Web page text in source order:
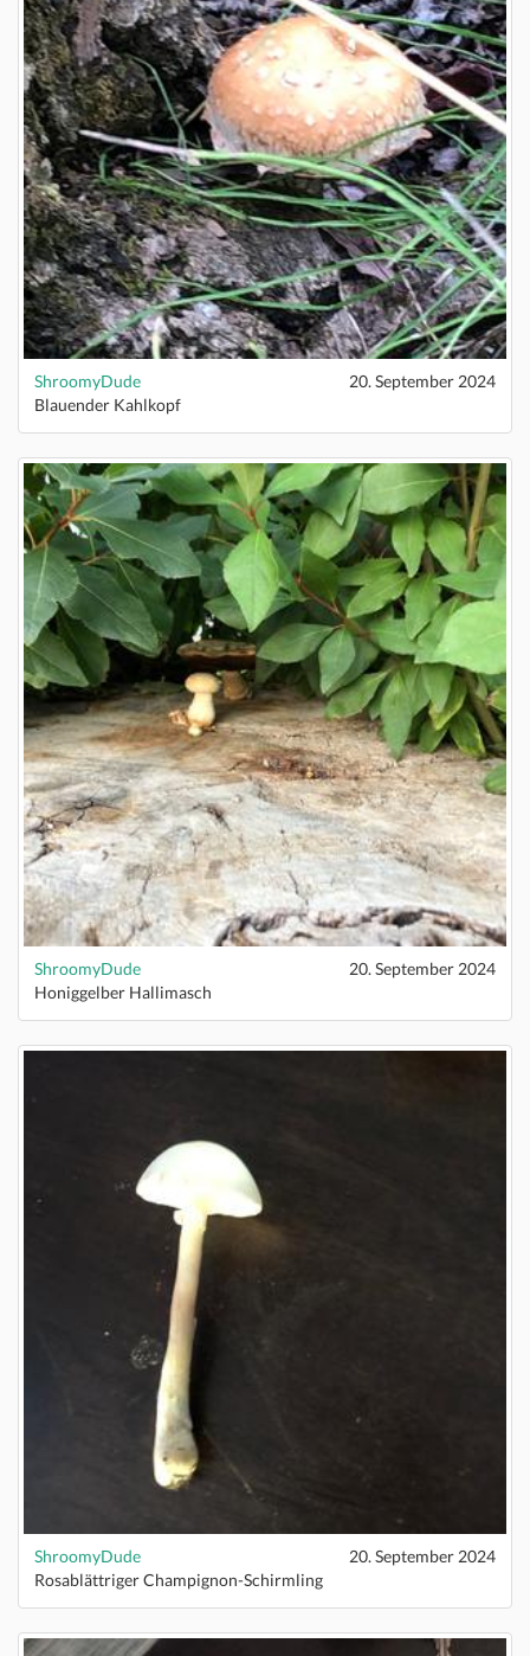
ShroomyDude
20. September 2024
Blauender Kahlkopf
ShroomyDude
20. September 2024
Honiggelber Hallimasch
ShroomyDude
20. September 2024
Rosablättriger Champignon-Schirmling